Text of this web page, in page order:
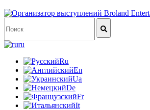
ru
Ru
En
Ua
De
Fr
It